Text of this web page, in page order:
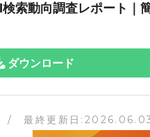
検索動向調査レポート｜
ダウンロード
/ 最終更新日